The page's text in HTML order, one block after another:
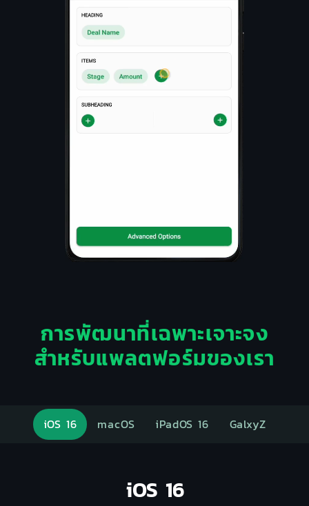
การพัฒนาที่เฉพาะเจาะจง
สำหรับแพลตฟอร์มของเรา
iOS 16 macOS iPadOS 16 GalxyZ
iOS 16